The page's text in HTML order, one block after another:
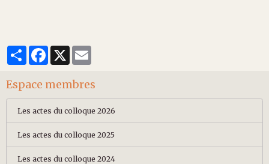
PartagerFacebook
X
Espace membres
Les actes du colloque 2026
Les actes du colloque 2025
Les actes du colloque 2024